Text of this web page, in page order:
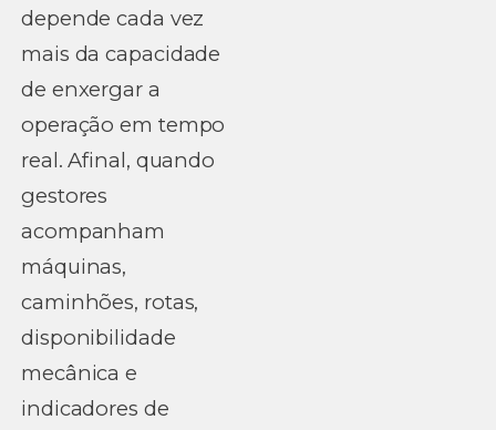
depende cada vez
mais da capacidade
de enxergar a
operação em tempo
real. Afinal, quando
gestores
acompanham
máquinas,
caminhões, rotas,
disponibilidade
mecânica e
indicadores de